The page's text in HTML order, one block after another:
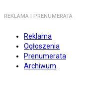
REKLAMA I PRENUMERATA
Reklama
Ogłoszenia
Prenumerata
Archiwum